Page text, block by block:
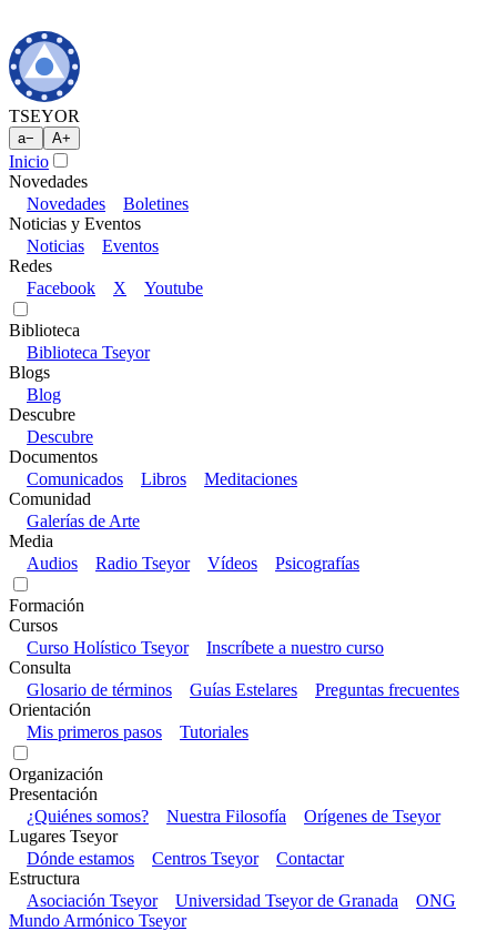
TSEYOR
a− A+
Inicio
Novedades
Novedades
Boletines
Noticias y Eventos
Noticias
Eventos
Redes
Facebook
X Youtube
Biblioteca
Biblioteca Tseyor
Blogs
Blog
Descubre
Descubre
Documentos
Comunicados
Libros
Meditaciones
Comunidad
Galerías de Arte
Media
Audios
Radio Tseyor Vídeos Psicografías
Formación
Cursos
Curso Holístico Tseyor
Inscríbete a nuestro curso
Consulta
Glosario de términos
Guías Estelares
Preguntas frecuentes
Orientación
Mis primeros pasos
Tutoriales
Organización
Presentación
¿Quiénes somos?
Nuestra Filosofía
Orígenes de Tseyor
Lugares Tseyor
Dónde estamos
Centros Tseyor
Contactar
Estructura
Asociación Tseyor
Universidad Tseyor de Granada
ONG
Mundo Armónico Tseyor